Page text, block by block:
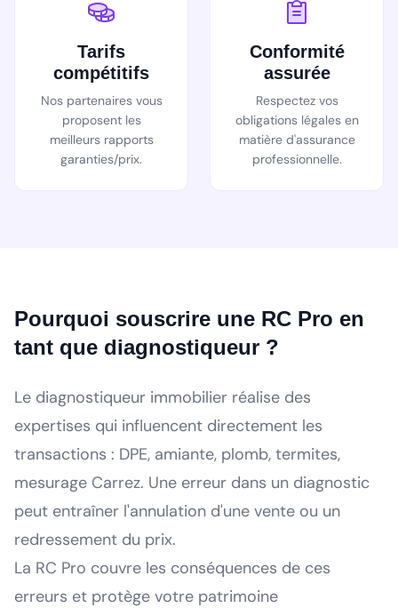
Tarifs
compétitifs
Nos partenaires vous
proposent les
meilleurs rapports
garanties/prix.
Conformité
assurée
Respectez vos
obligations légales en
matière d'assurance
professionnelle.
Pourquoi souscrire une RC Pro en
tant que diagnostiqueur ?
Le diagnostiqueur immobilier réalise des
expertises qui influencent directement les
transactions : DPE, amiante, plomb, termites,
mesurage Carrez. Une erreur dans un diagnostic
peut entraîner l'annulation d'une vente ou un
redressement du prix.
La RC Pro couvre les conséquences de ces
erreurs et protège votre patrimoine